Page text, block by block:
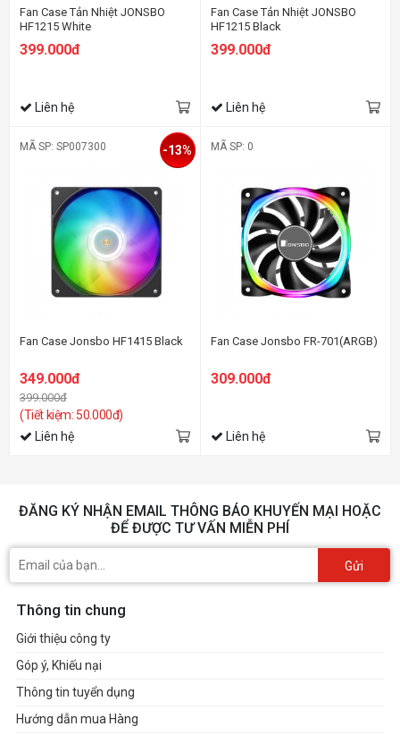
Fan Case Tản Nhiệt JONSBO
HF1215 White
399.000đ
Liên hệ
Fan Case Tản Nhiệt JONSBO
HF1215 Black
399.000đ
Liên hệ
MÃ SP: SP007300
Fan Case Jonsbo HF1415 Black
349.000đ
399.000đ
(Tiết kiệm: 50.000đ)
-13%
Liên hệ
MÃ SP: 0
Fan Case Jonsbo FR-701(ARGB)
309.000đ
Liên hệ
ĐĂNG KÝ NHẬN EMAIL THÔNG BÁO KHUYẾN MẠI HOẶC
ĐỂ ĐƯỢC TƯ VẤN MIỄN PHÍ
Gửi
Thông tin chung
Giới thiệu công ty
Góp ý, Khiếu nại
Thông tin tuyển dụng
Hướng dẫn mua Hàng